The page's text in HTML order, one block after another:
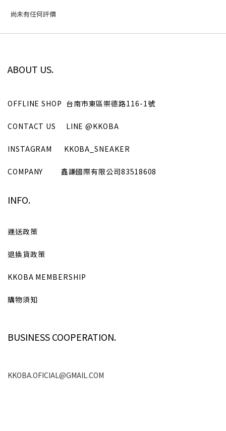
尚未有任何評價
ABOUT US.
OFFLINE SHOP 台南市東區崇德路116-1號
CONTACT US LINE @KKOBA
INSTAGRAM KKOBA_SNEAKER
COMPANY 鑫謙國際有限公司83518608
INFO.
運送政策
退換貨政策
KKOBA MEMBERSHIP
購物須知
BUSINESS COOPERATION.
KKOBA.OFICIAL@GMAIL.COM